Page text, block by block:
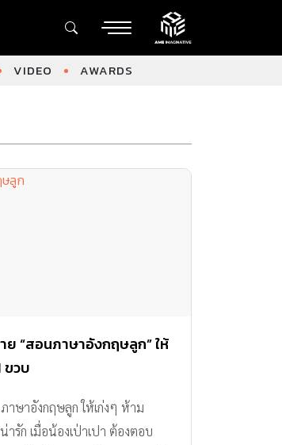
VIDEO AWARDS
ย “สอนภาษาอังกฤษลูก” ให้
ขวบ
าษาอังกฤษลูก ให้เก่งๆ ห้าม
รัก เมื่อน้องเป่าเปา ต้องตอบ